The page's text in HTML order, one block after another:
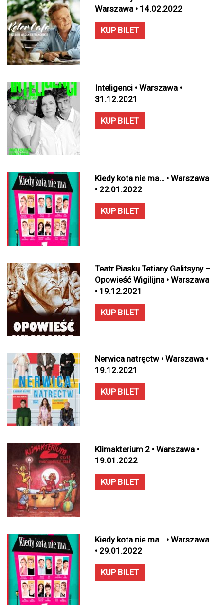
Warszawa • 14.02.2022
KUP BILET
Inteligenci • Warszawa •
31.12.2021
KUP BILET
Kiedy kota nie ma… • Warszawa
• 22.01.2022
KUP BILET
Teatr Piasku Tetiany Galitsyny –
Opowieść Wigilijna • Warszawa
• 19.12.2021
KUP BILET
Nerwica natręctw • Warszawa •
19.12.2021
KUP BILET
Klimakterium 2 • Warszawa •
19.01.2022
KUP BILET
Kiedy kota nie ma… • Warszawa
• 29.01.2022
KUP BILET